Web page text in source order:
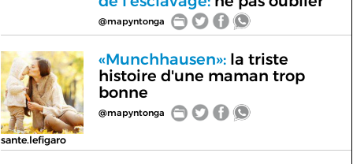
@mapyntonga
sante.lefigaro
«Munchhausen»:la triste
histoire d'une maman trop
bonne
@mapyntonga